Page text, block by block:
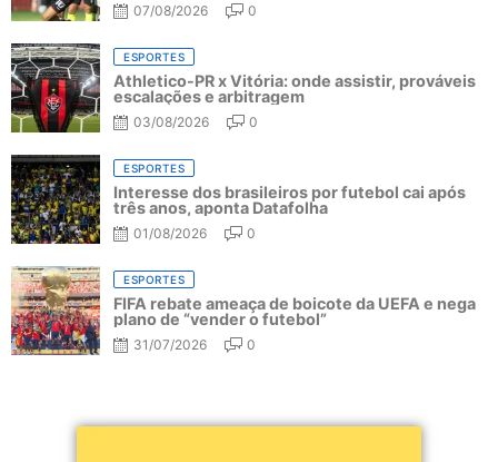
07/08/2026 0
ESPORTES
Athletico-PR x Vitória: onde assistir, prováveis
escalações e arbitragem
03/08/2026 0
ESPORTES
Interesse dos brasileiros por futebol cai após
três anos, aponta Datafolha
01/08/2026 0
ESPORTES
FIFA rebate ameaça de boicote da UEFA e nega
plano de “vender o futebol”
31/07/2026 0